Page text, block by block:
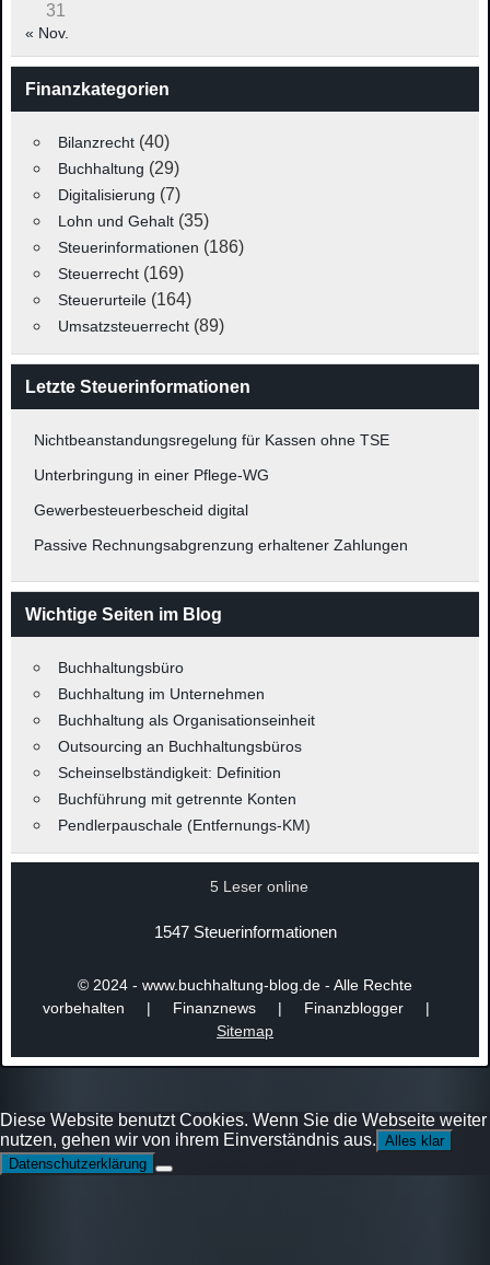
31
« Nov.
Finanzkategorien
Bilanzrecht(40)
Buchhaltung (29)
Digitalisierung (7)
Lohn und Gehalt(35)
Steuerinformationen (186)
Steuerrecht(169)
Steuerurteile(164)
Umsatzsteuerrecht(89)
Letzte Steuerinformationen
Nichtbeanstandungsregelung für Kassen ohne TSE
Unterbringung in einer Pflege-WG
Gewerbesteuerbescheid digital
Passive Rechnungsabgrenzung erhaltener Zahlungen
Wichtige Seiten im Blog
Buchhaltungsbüro
Buchhaltung im Unternehmen
Buchhaltung als Organisationseinheit
Outsourcing an Buchhaltungsbüros
Scheinselbständigkeit: Definition
Buchführung mit getrennte Konten
Pendlerpauschale (Entfernungs-KM)
5 Leser online
1547 Steuerinformationen
© 2024 - www.buchhaltung-blog.de - Alle Rechte
vorbehalten | Finanznews | Finanzblogger |
Sitemap
Diese Website benutzt Cookies. Wenn Sie die Webseite weiter
nutzen, gehen wir von ihrem Einverständnis aus. Alles klar
Datenschutzerklärung